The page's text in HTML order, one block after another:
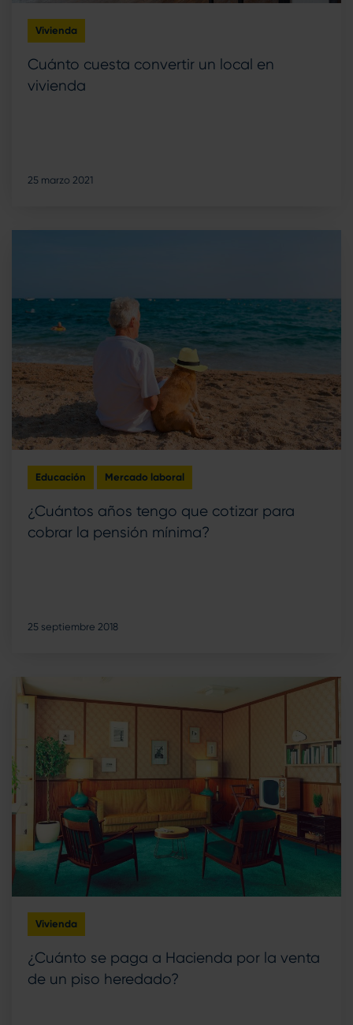
Vivienda
Cuánto cuesta convertir un local en
vivienda
25 marzo 2021
Educación Mercado laboral
¿Cuántos años tengo que cotizar para
cobrar la pensión mínima?
25 septiembre 2018
Vivienda
¿Cuánto se paga a Hacienda por la venta
de un piso heredado?